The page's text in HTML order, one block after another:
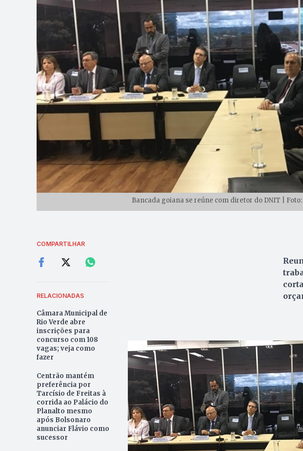
Bancada goiana se reúne com diretor do DNIT |
COMPARTILHAR
RELACIONADAS
Câmara Municipal de
Rio Verde abre
inscrições para
concurso com 108
vagas; veja como
fazer
Centrão mantém
preferência por
Tarcísio de Freitas à
corrida ao Palácio do
Planalto mesmo
após Bolsonaro
anunciar Flávio como
sucessor